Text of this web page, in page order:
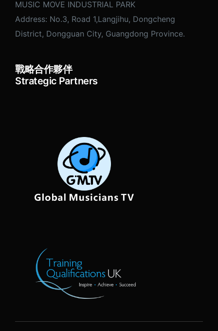
MUSIC MOVE INDUSTRIAL PARK
Address: No.3, Road 1,Langjihu, Dongcheng
District, Dongguan City, Guangdong Province.
戰略合作夥伴
Strategic Partners